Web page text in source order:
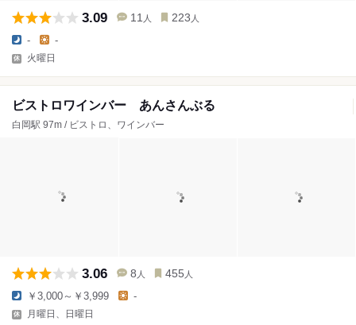
3.09 11 人 223 人
- -
火曜日
ビストロワインバー あんさんぶる
白岡駅 97m / ビストロ、ワインバー
3.06 8 人 455 人
￥3,000～￥3,999 -
月曜日、日曜日